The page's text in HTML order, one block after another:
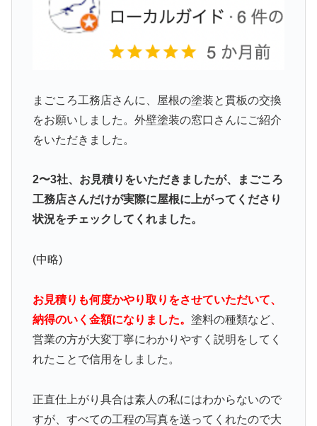
まごころ工務店さんに、屋根の塗装と貫板の交換
をお願いしました。外壁塗装の窓口さんにご紹介
をいただきました。
2〜3社、お見積りをいただきましたが、まごころ
工務店さんだけが実際に屋根に上がってくださり
状況をチェックしてくれました。
(中略)
お見積りも何度かやり取りをさせていただいて、
納得のいく金額になりました。 塗料の種類など、
営業の方が大変丁寧にわかりやすく説明をしてく
れたことで信用をしました。
正直仕上がり具合は素人の私にはわからないので
すが、すべての工程の写真を送ってくれたので大